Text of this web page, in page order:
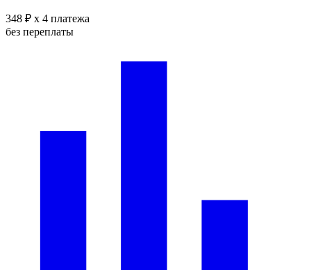
348 ₽ x 4 платежа
без переплаты